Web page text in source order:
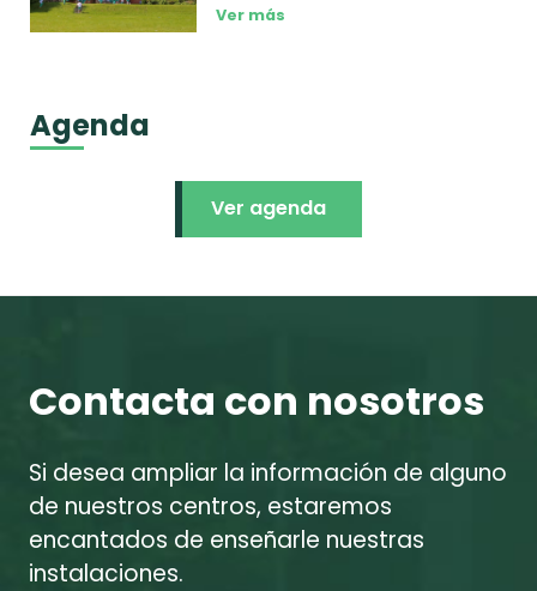
Ver más
Agenda
Ver agenda
Contacta con nosotros
Si desea ampliar la información de alguno
de nuestros centros, estaremos
encantados de enseñarle nuestras
instalaciones.